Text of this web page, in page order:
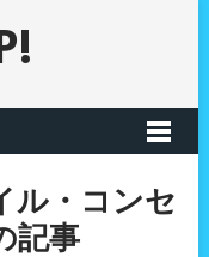
ル・コンセ
記事